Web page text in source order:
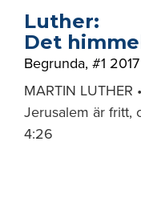
Luther:
Det
Begrunda, #1 2017
MARTIN LUTHER
Jerusalem är fritt,
4:26